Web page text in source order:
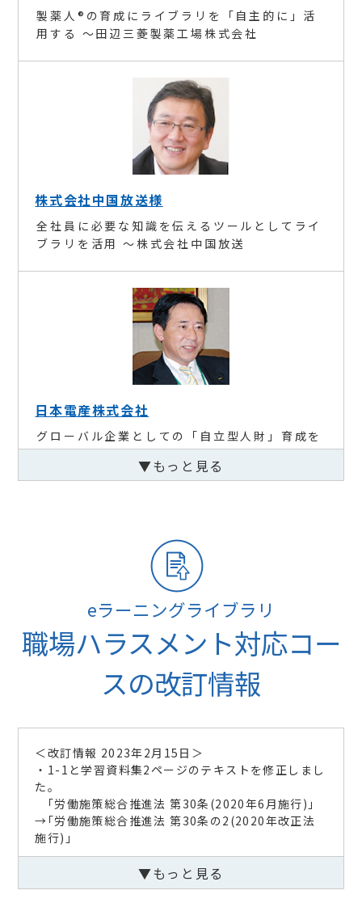
製薬人®の育成にライブラリを「自主的に」活
用する ～田辺三菱製薬工場株式会社
株式会社中国放送様
全社員に必要な知識を伝えるツールとしてライ
ブラリを活用 ～株式会社中国放送
日本電産株式会社
グローバル企業としての「自立型人財」育成を
目指し、学ぶカルチャーを醸成する ～日本電
▼もっと見る
eラーニングライブラリ
職場ハラスメント対応コー
スの改訂情報
＜改訂情報 2023年2月15日＞
・1-1と学習資料集2ページのテキストを修正しまし
た。
｢労働施策総合推進法 第30条(2020年6月施行)｣
→｢労働施策総合推進法 第30条の2(2020年改正法
施行)｣
＜改訂情報 2021年12月8日＞
・1-1 職場ハラスメント
▼もっと見る